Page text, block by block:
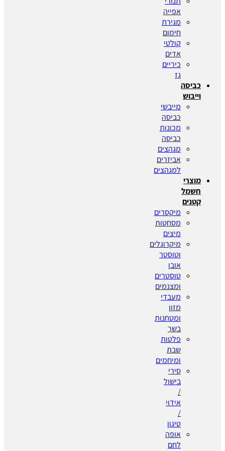
אפייה
מגירת
חימום
קולטי
אדים
כיריים
גז
כביסה
וייבוש
מייבשי
כביסה
מכונות
כביסה
מגהצים
אביזרים
למגהצים
מוצרי
חשמל
קטנים
מיקסרים
מסחטות
מיצים
מיקרוגלים
וטוסטר
אובן
טוסטרים
ומצנמים
מעבדי
מזון
ומטחנות
בשר
פלטות
שבת
ומיחמים
סירי
בישול
/
אידוי
/
טיגון
אופה
לחם